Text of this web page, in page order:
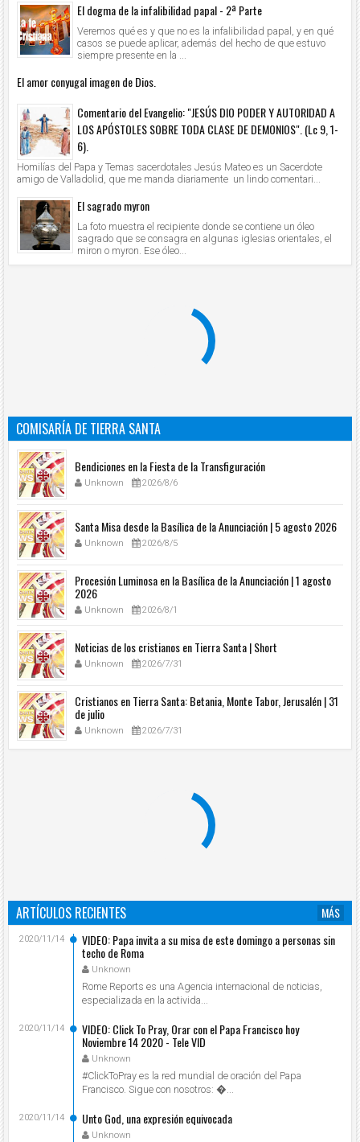
El dogma de la infalibilidad papal - 2ª Parte
Veremos qué es y que no es la infalibilidad papal, y en qué
casos se puede aplicar, además del hecho de que estuvo
siempre presente en la ...
El amor conyugal imagen de Dios.
Comentario del Evangelio: "JESÚS DIO PODER Y AUTORIDAD A
LOS APÓSTOLES SOBRE TODA CLASE DE DEMONIOS". (Lc 9, 1-
6).
Homilías del Papa y Temas sacerdotales Jesús Mateo es un Sacerdote
amigo de Valladolid, que me manda diariamente un lindo comentari...
El sagrado myron
La foto muestra el recipiente donde se contiene un óleo
sagrado que se consagra en algunas iglesias orientales, el
miron o myron. Ese óleo...
COMISARÍA DE TIERRA SANTA
Bendiciones en la Fiesta de la Transfiguración
Unknown 2026/8/6
Santa Misa desde la Basílica de la Anunciación | 5 agosto 2026
Unknown 2026/8/5
Procesión Luminosa en la Basílica de la Anunciación | 1 agosto
2026
Unknown 2026/8/1
Noticias de los cristianos en Tierra Santa | Short
Unknown 2026/7/31
Cristianos en Tierra Santa: Betania, Monte Tabor, Jerusalén | 31
de julio
Unknown 2026/7/31
ARTÍCULOS RECIENTES
MÁS
VIDEO: Papa invita a su misa de este domingo a personas sin
techo de Roma
Unknown
2020/11/14
Rome Reports es una Agencia internacional de noticias,
especializada en la activida...
VIDEO: Click To Pray, Orar con el Papa Francisco hoy
Noviembre 14 2020 - Tele VID
Unknown
2020/11/14
#ClickToPray es la red mundial de oración del Papa
Francisco. Sigue con nosotros: ...
Unto God, una expresión equivocada
Unknown
2020/11/14